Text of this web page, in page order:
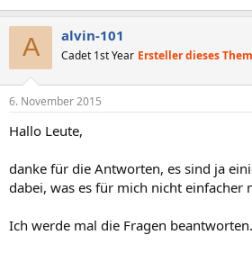
A alvin-101
Cadet 1st Year Ersteller dieses
6. November 2015
Hallo Leute,
danke für die Antworten, es sind ja
dabei, was es für mich nicht einfacher
Ich werde mal die Fragen beantworten.